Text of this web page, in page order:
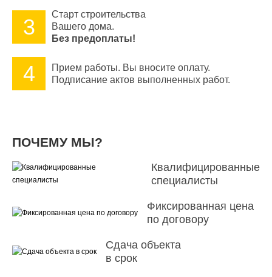
3
Старт строительства
Вашего дома.
Без предоплаты!
4
Прием работы. Вы вносите оплату.
Подписание актов выполненных работ.
ПОЧЕМУ МЫ?
Квалифицированные
специалисты
Фиксированная цена
по договору
Сдача объекта
в срок